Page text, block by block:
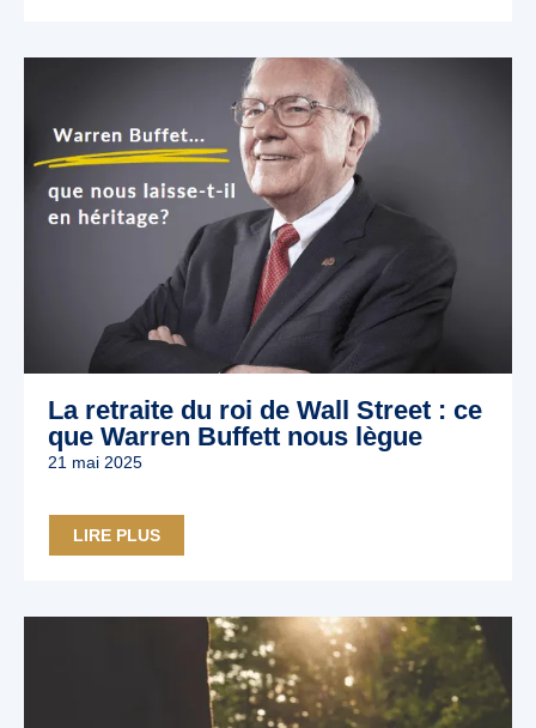
La retraite du roi de Wall Street : ce
que Warren Buffett nous lègue
21 mai 2025
LIRE PLUS